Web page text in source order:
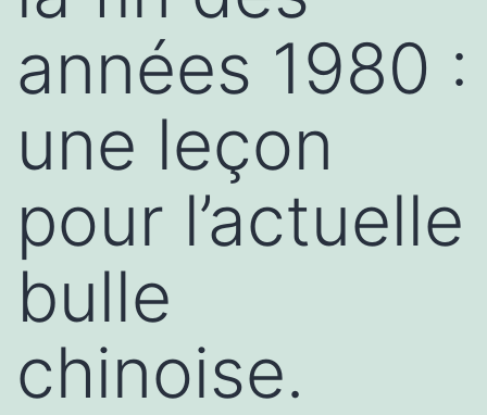
années 1980 :
une leçon
pour l’actuelle
bulle
chinoise.